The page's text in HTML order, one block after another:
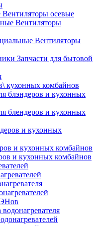
Вентиляторы осевые
Вентиляторы
Вентиляторы
Запчасти для бытовой
кухонных комбайнов
блэндеров и кухонных
блендеров и кухонных
и кухонных
и кухонных комбайнов
и кухонных комбайнов